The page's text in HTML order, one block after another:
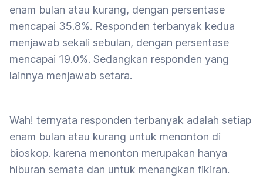
enam bulan atau kurang, dengan persentase
mencapai 35.8%. Responden terbanyak kedua
menjawab sekali sebulan, dengan persentase
mencapai 19.0%. Sedangkan responden yang
lainnya menjawab setara.
Wah! ternyata responden terbanyak adalah setiap
enam bulan atau kurang untuk menonton di
bioskop. karena menonton merupakan hanya
hiburan semata dan untuk menangkan fikiran.